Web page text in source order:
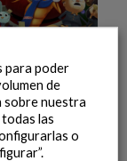
para poder
de
sobre nuestra
las
o